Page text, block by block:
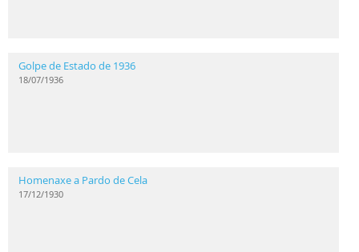
Golpe de Estado de 1936
18/07/1936
Homenaxe a Pardo de Cela
17/12/1930